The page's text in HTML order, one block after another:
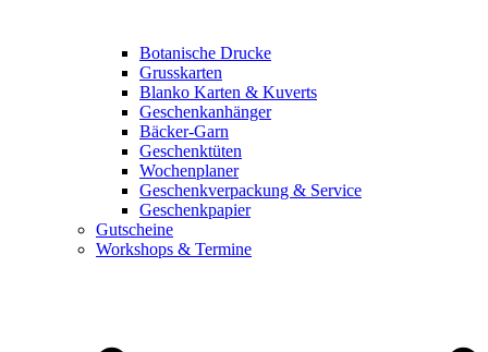
Botanische Drucke
Grusskarten
Blanko Karten & Kuverts
Geschenkanhänger
Bäcker-Garn
Geschenktüten
Wochenplaner
Geschenkverpackung & Service
Geschenkpapier
Gutscheine
Workshops & Termine